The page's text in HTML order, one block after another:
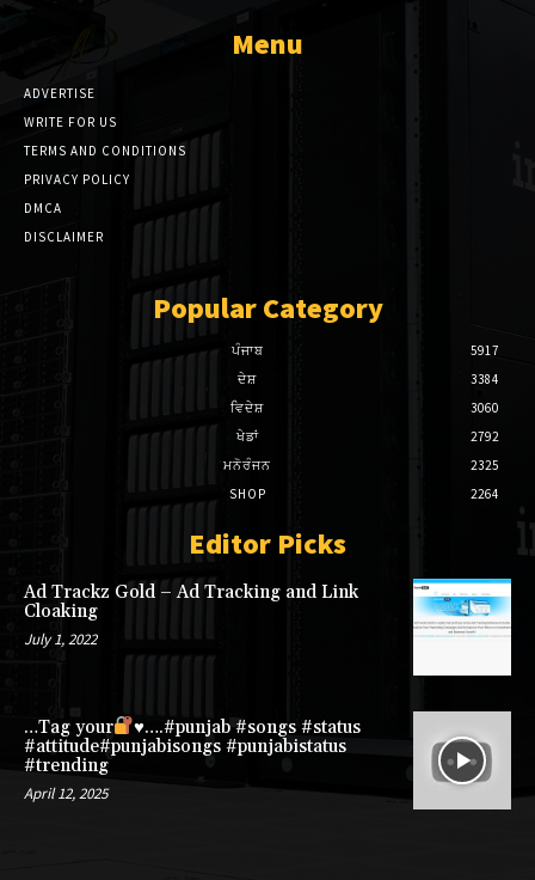
Menu
ADVERTISE
WRITE FOR US
TERMS AND CONDITIONS
PRIVACY POLICY
DMCA
DISCLAIMER
Popular Category
ਪੰਜਾਬ
5917
ਦੇਸ਼
3384
ਵਿਦੇਸ਼
3060
ਖੇਡਾਂ
2792
ਮਨੋਰੰਜਨ
2325
SHOP
2264
Editor Picks
Ad Trackz Gold – Ad Tracking and Link
Cloaking
July 1, 2022
…Tag your ♥️….#punjab #songs #status
#attitude#punjabisongs #punjabistatus
#trending
April 12, 2025